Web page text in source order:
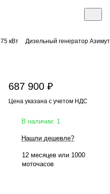
75 кВт Дизельный генератор
687 900 ₽
Цена указана с учетом НДС
В наличии: 1
Нашли дешевле?
12 месяцев или 1000
моточасов